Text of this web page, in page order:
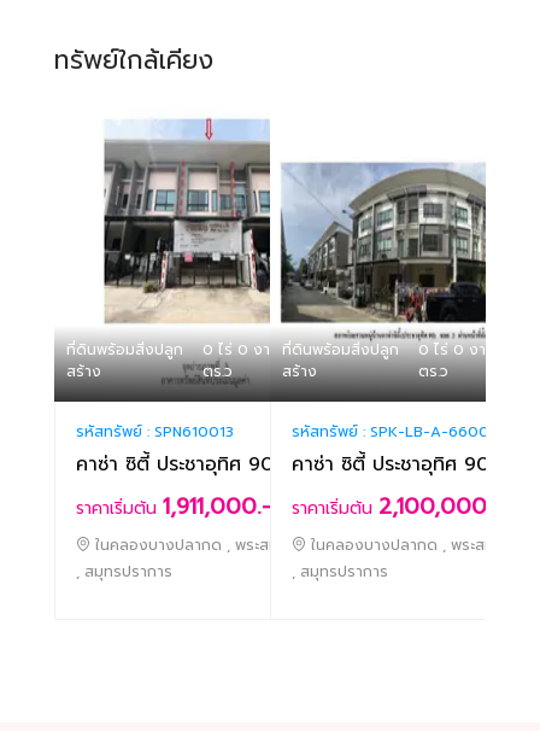
ทรัพย์ใกล้เคียง
ที่ดินพร้อมสิ่งปลูก
สร้าง
0 ไร่ 0 งาน 19.40
ตร.ว
รหัสทรัพย์ : SPN610013
คาซ่า ซิตี้ ประชาอุทิศ 90
ราคาเริ่มต้น 1,911,000.-
ในคลองบางปลากด , พระสมุทรเจดีย์
, สมุทรปราการ
ที่ดินพร้อมสิ่งปลูก
สร้าง
0 ไร่ 0 งาน 19.40
ตร.ว
รหัสทรัพย์ : SPK-LB-A-660008
คาซ่า ซิตี้ ประชาอุทิศ 90
ราคาเริ่มต้น 2,100,000.-
ในคลองบางปลากด , พระสมุทรเจ
, สมุทรปราการ